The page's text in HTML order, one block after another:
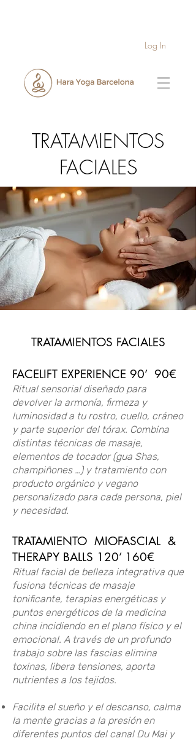
Log In
TRATAMIENTOS
FACIALES
TRATAMIENTOS FACIALES
FACELIFT EXPERIENCE 90’ 90€
Ritual sensorial diseñado para
devolver la armonía, firmeza y
luminosidad a tu rostro, cuello, cráneo
y parte superior del tórax. Combina
distintas técnicas de masaje,
elementos de tocador (gua Shas,
champiñones …) y tratamiento con
producto orgánico y vegano
personalizado para cada persona, piel
y necesidad.
TRATAMIENTO MIOFASCIAL &
THERAPY BALLS 120’ 160€
Ritual facial de belleza integrativa que
fusiona técnicas de masaje
tonificante, terapias energéticas y
puntos energéticos de la medicina
china incidiendo en el plano físico y el
emocional. A través de un profundo
trabajo sobre las fascias elimina
toxinas, libera tensiones, aporta
nutrientes a los tejidos.
Facilita el sueño y el descanso, calma
la mente gracias a la presión en
diferentes puntos del canal Du Mai y